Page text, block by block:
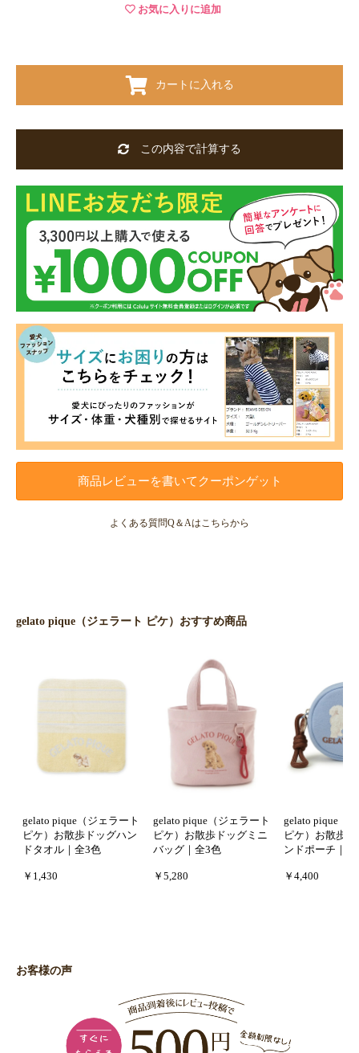
お気に入りに追加
カートに入れる
この内容で計算する
商品レビューを書いてクーポンゲット
よくある質問Q＆Aはこちらから
gelato pique（ジェラート ピケ）おすすめ商品
gelato pique（ジェラート
ピケ）お散歩ドッグハン
ドタオル｜全3色
￥1,430
gelato pique（ジェラート
ピケ）お散歩ドッグミニ
バッグ｜全3色
￥5,280
gelato pique（
ピケ）お散歩
ンドポーチ｜全
￥4,400
お客様の声